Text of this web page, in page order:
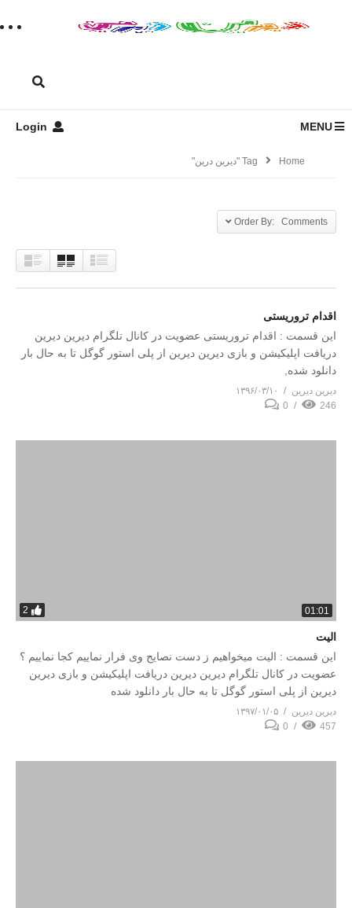
MENU
Home Tag "دیرین درین"
Order By: Comments
اقدام تروریستی
این قسمت : اقدام تروریستی عضویت در کانال تلگرام دیرین دیرین
دریافت اپلیکیشن و بازی دیرین دیرین از پلی استور گوگل تا به حال بار
دانلود شده,
دیرین دیرین
۱۳۹۶/۰۳/۱۰
246
0
2 01:01
الیت
این قسمت : الیت میخواهیم ز دست نصایح وی فرار نماییم کجا نماییم ؟
عضویت در کانال تلگرام دیرین دیرین دریافت اپلیکیشن و بازی دیرین
دیرین از پلی استور گوگل تا به حال بار دانلود شده
دیرین دیرین
۱۳۹۷/۰۱/۰۵
457
0